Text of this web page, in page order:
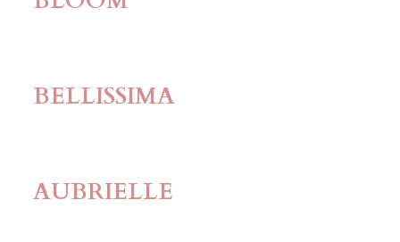
BELLISSIMA
AUBRIELLE